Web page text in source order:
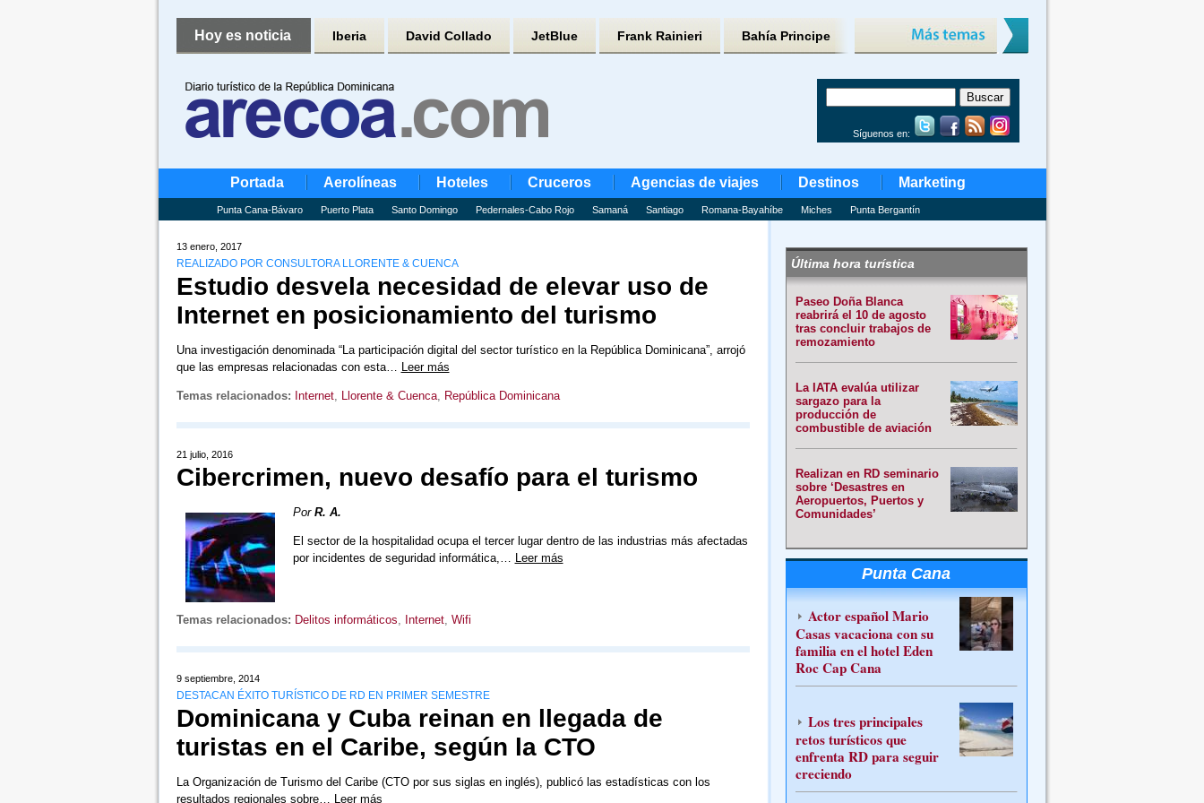
Hoy es noticia Iberia David Collado JetBlue Frank Rainieri Bahía Principe
Síguenos en:
Portada Aerolíneas Hoteles Cruceros Agencias de viajes Destinos Marketing
Punta Cana-Bávaro Puerto Plata Santo Domingo Pedernales-Cabo Rojo Samaná Santiago Romana-Bayahíbe Miches Punta Bergantín
13 enero, 2017
REALIZADO POR CONSULTORA LLORENTE & CUENCA
Estudio desvela necesidad de elevar uso de
Internet en posicionamiento del turismo
Una investigación denominada “La participación digital del sector turístico en la República Dominicana”, arrojó
que las empresas relacionadas con esta… Leer más
Temas relacionados: Internet, Llorente & Cuenca, República Dominicana
21 julio, 2016
Cibercrimen, nuevo desafío para el turismo
Por R. A.
El sector de la hospitalidad ocupa el tercer lugar dentro de las industrias más afectadas
por incidentes de seguridad informática,… Leer más
Temas relacionados: Delitos informáticos, Internet, Wifi
9 septiembre, 2014
DESTACAN ÉXITO TURÍSTICO DE RD EN PRIMER SEMESTRE
Dominicana y Cuba reinan en llegada de
turistas en el Caribe, según la CTO
La Organización de Turismo del Caribe (CTO por sus siglas en inglés), publicó las estadísticas con los
resultados regionales sobre… Leer más
Última hora turística
Paseo Doña Blanca
reabrirá el 10 de agosto
tras concluir trabajos de
remozamiento
La IATA evalúa utilizar
sargazo para la
producción de
combustible de aviación
Realizan en RD seminario
sobre ‘Desastres en
Aeropuertos, Puertos y
Comunidades’
Punta Cana
Actor español Mario
Casas vacaciona con su
familia en el hotel Eden
Roc Cap Cana
Los tres principales
retos turísticos que
enfrenta RD para seguir
creciendo